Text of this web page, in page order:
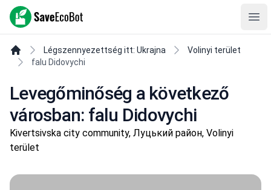
SaveEcoBot
Légszennyezettség itt: Ukrajna
Volinyi terület
falu Didovychi
Levegőminőség a következő
városban: falu Didovychi
Kivertsivska city community, Луцький район, Volinyi
terület